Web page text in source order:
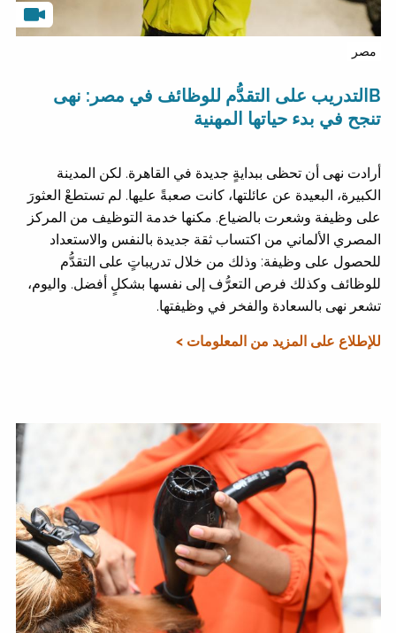
مصر
Bالتدريب على التقدُّم للوظائف في مصر: نهى
تنجح في بدء حياتها المهنية
أرادت نهى أن تحظى ببدايةٍ جديدة في القاهرة. لكن المدينة
الكبيرة، البعيدة عن عائلتها، كانت صعبةً عليها. لم تستطعْ العثورَ
على وظيفة وشعرت بالضياع. مكنها خدمة التوظيف من المركز
المصري الألماني من اكتساب ثقة جديدة بالنفس والاستعداد
للحصول على وظيفة: وذلك من خلال تدريباتٍ على التقدُّم
للوظائف وكذلك فرص التعرُّف إلى نفسها بشكلٍ أفضل. واليوم،
تشعر نهى بالسعادة والفخر في وظيفتها.
للإطلاع على المزيد من المعلومات >